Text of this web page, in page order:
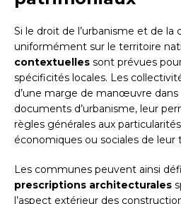
Si le droit de l’urbanisme et de la
uniformément sur le territoire
contextuelles sont prévues
spécificités locales. Les
d’une marge de manœuvre dans
documents d’urbanisme, leur
règles générales aux
économiques ou sociales de leur
Les communes peuvent ainsi
prescriptions architecturales
l’aspect extérieur des